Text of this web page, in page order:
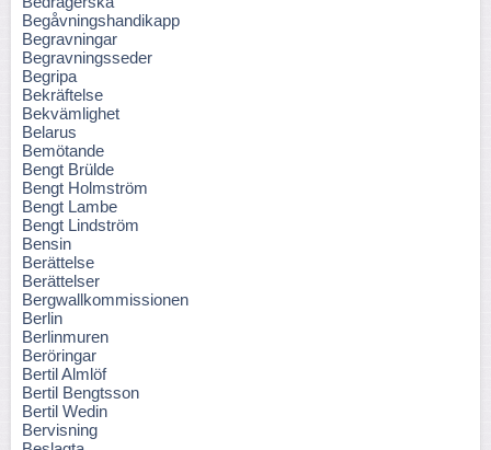
Begåvningshandikapp
Begravningar
Begravningsseder
Begripa
Bekräftelse
Bekvämlighet
Belarus
Bemötande
Bengt Brülde
Bengt Holmström
Bengt Lambe
Bengt Lindström
Bensin
Berättelse
Berättelser
Bergwallkommissionen
Berlin
Berlinmuren
Beröringar
Bertil Almlöf
Bertil Bengtsson
Bertil Wedin
Bervisning